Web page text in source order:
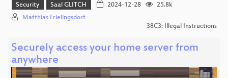
Security Saal GLITCH 2024-12-28
25.8k
Matthias Frielingsdorf
38C3: Illegal Instructions
Securely access your home server from
anywhere